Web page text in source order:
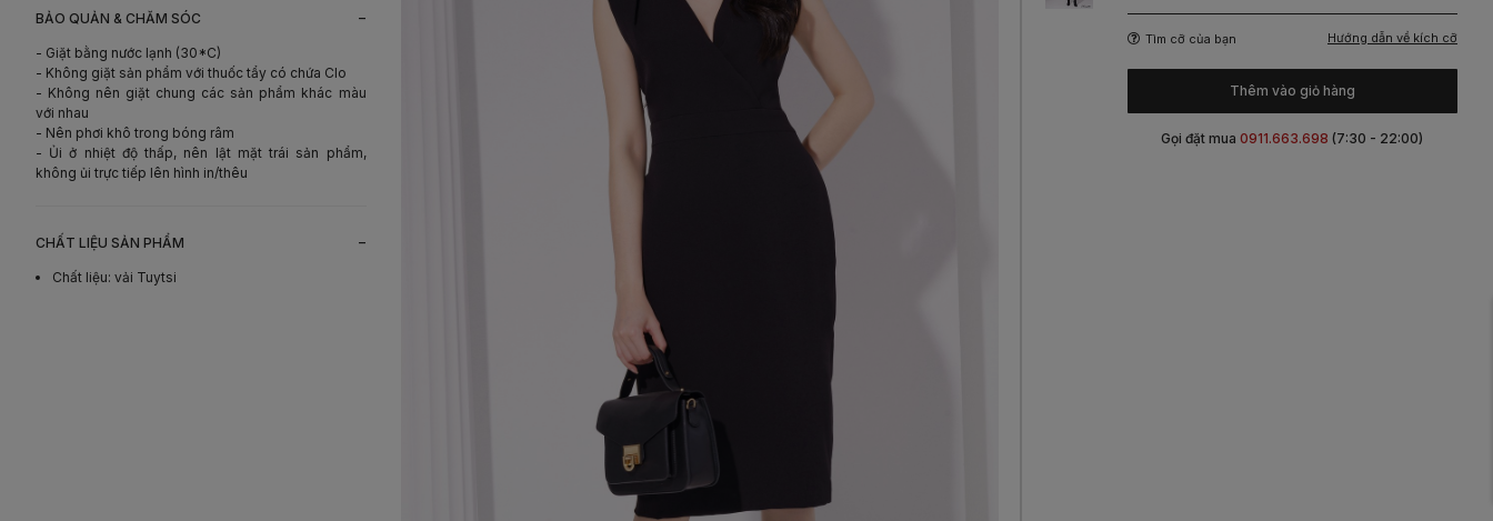
BẢO QUẢN & CHĂM SÓC -
- Giặt bằng nước lạnh (30*C)
- Không giặt sản phẩm với thuốc tẩy có chứa Clo
- Không nên giặt chung các sản phẩm khác màu
với nhau
- Nên phơi khô trong bóng râm
- Ủi ở nhiệt độ thấp, nên lật mặt trái sản phẩm,
không ủi trực tiếp lên hình in/thêu
CHẤT LIỆU SẢN PHẨM -
Chất liệu: vải Tuytsi
Tìm cỡ của bạn Hướng dẫn về kích cỡ
Thêm vào giỏ hàng
Gọi đặt mua0911.663.698 (7:30 - 22:00)